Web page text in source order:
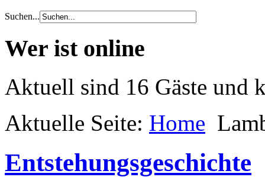
Suchen...
Wer ist online
Aktuell sind 16 Gäste und
Aktuelle Seite: Home
Entstehungsgeschichte